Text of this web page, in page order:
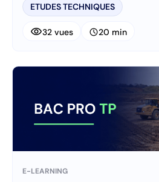
ETUDES TECHNIQUES
visibility32 vues schedule20 min
E-LEARNING